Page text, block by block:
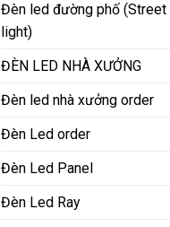
Đèn led đường phố (Street
light)
ĐÈN LED NHÀ XƯỞNG
Đèn led nhà xưởng order
Đèn Led order
Đèn Led Panel
Đèn Led Ray